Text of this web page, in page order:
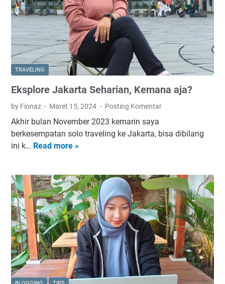
s
1
4
,
Z
e
h
y
u
s
1
,
d
a
n
T
U
V
G
a
d
i
R
e
t
A
r
H
e
r
t
a
g
e
B
a
n
j
a
TRAVELING
Eksplore Jakarta Seharian, Kemana aja?
by Fionaz Maret 15, 2024 Posting Komentar
Akhir bulan November 2023 kemarin saya
berkesempatan solo traveling ke Jakarta, bisa dibilang
ini k… Read more »
p
l
o
r
e
J
a
k
a